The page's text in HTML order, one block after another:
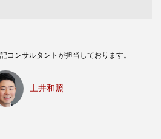
コンサルタントが担当しております。
土井和照